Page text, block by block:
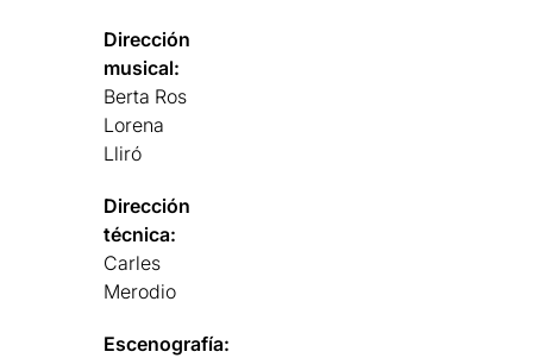
Dirección
musical:
Berta Ros
Lorena
Lliró
Dirección
técnica:
Carles
Merodio
Escenografía: